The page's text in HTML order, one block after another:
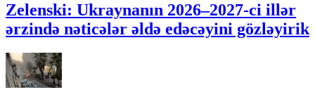
Zelenski: Ukraynanın 2026–2027-ci illər
ərzində nəticələr əldə edəcəyini gözləyirik